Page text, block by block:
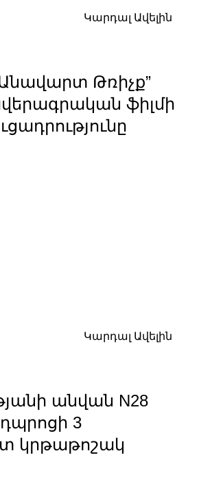
Կարդալ Ավելին
Թռիչք”
ֆիլմի
Կարդալ Ավելին
անվան N28
3
կրթաթոշակ